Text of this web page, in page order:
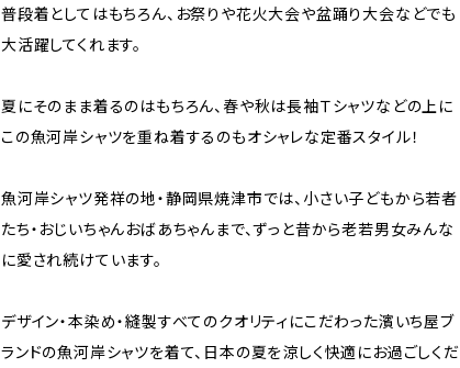
普段着としてはもちろん、お祭りや花火大会や盆踊り大会などでも
大活躍してくれます。
夏にそのまま着るのはもちろん、春や秋は長袖Ｔシャツなどの上に
この魚河岸シャツを重ね着するのもオシャレな定番スタイル！
魚河岸シャツ発祥の地・静岡県焼津市では、小さい子どもから若者
たち・おじいちゃんおばあちゃんまで、ずっと昔から老若男女みんな
に愛され続けています。
デザイン・本染め・縫製すべてのクオリティにこだわった濱いち屋ブ
ランドの魚河岸シャツを着て、日本の夏を涼しく快適にお過ごしくだ